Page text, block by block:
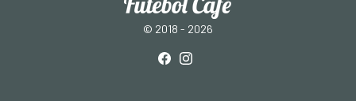
© 2018 - 2026